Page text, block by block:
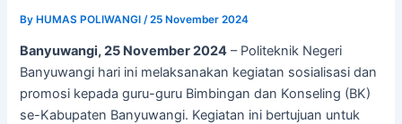
ByHUMAS POLIWANGI /25 November 2024
Banyuwangi, 25 November 2024 – Politeknik Negeri
Banyuwangi hari ini melaksanakan kegiatan sosialisasi dan
promosi kepada guru-guru Bimbingan dan Konseling (BK)
se-Kabupaten Banyuwangi. Kegiatan ini bertujuan untuk